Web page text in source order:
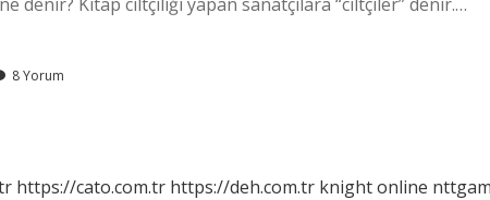
8 Yorum
https://cato.com.tr https://deh.com.tr knight online